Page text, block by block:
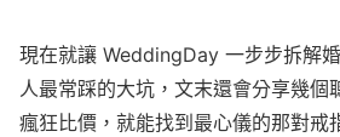
現在就讓 WeddingDay 一步步拆解
人最常踩的大坑，文末還會分享幾個
瘋狂比價，就能找到最心儀的那對戒